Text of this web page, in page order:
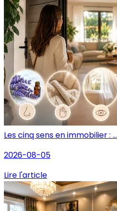
Les cinq sens en immobilier : ...
2026-08-05
Lire l'article